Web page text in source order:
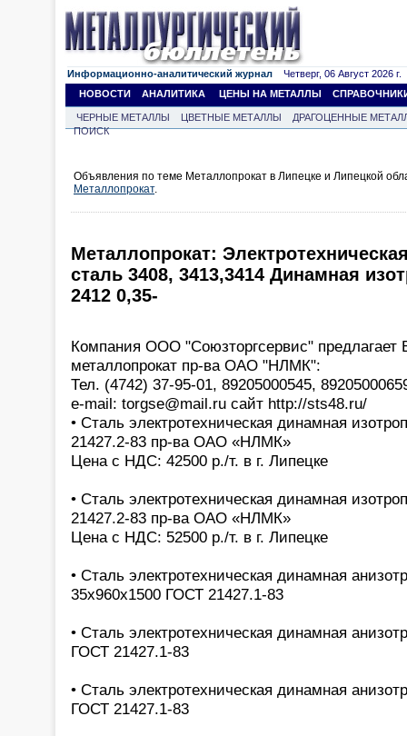
Информационно-аналитический журнал Четверг, 06 Август 2026 г.
НОВОСТИ
АНАЛИТИКА ЦЕНЫ НА МЕТАЛЛЫ
ЧЕРНЫЕ МЕТАЛЛЫ ЦВЕТНЫЕ МЕТАЛЛЫ
ДРАГОЦЕННЫЕ
ПОИСК
Объявления по теме Металлопрокат в Липецке и Липецкой
Металлопрокат.
Металлопрокат:
сталь 3408, 3413,3414 Динамная
2412 0,35-
Компания ООО "Союзторгсервис"
металлопрокат пр-ва ОАО "НЛМК":
Тел. (4742) 37-95-01, 89205000545,
e-mail: torgse@mail.ru сайт http://sts48.ru/
• Сталь электротехническая динамная
21427.2-83 пр-ва ОАО «НЛМК»
Цена с НДС: 42500 р./т. в г. Липецке
• Сталь электротехническая динамная
21427.2-83 пр-ва ОАО «НЛМК»
Цена с НДС: 52500 р./т. в г. Липецке
• Сталь электротехническая динамная
35х960х1500 ГОСТ 21427.1-83
• Сталь электротехническая динамная
ГОСТ 21427.1-83
• Сталь электротехническая динамная
ГОСТ 21427.1-83